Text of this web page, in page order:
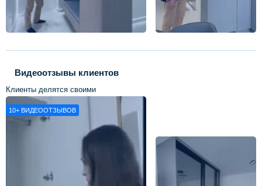
Видеоотзывы клиентов
Клиенты делятся своими
впечатлениями о нашей работе
10+ ВИДЕООТЗЫВОВ